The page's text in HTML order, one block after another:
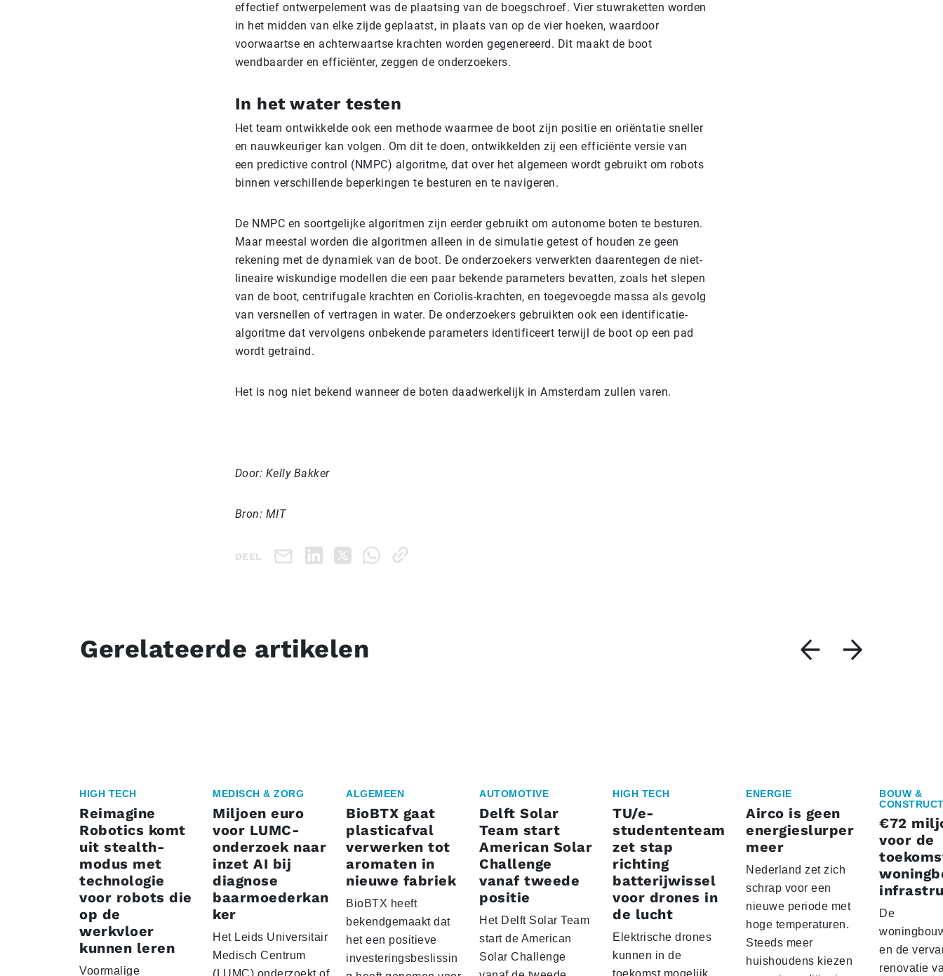
effectief ontwerpelement was de plaatsing van de boegschroef. Vier stuwraketten worden
in het midden van elke zijde geplaatst, in plaats van op de vier hoeken, waardoor
voorwaartse en achterwaartse krachten worden gegenereerd. Dit maakt de boot
wendbaarder en efficiënter, zeggen de onderzoekers.
In het water testen
Het team ontwikkelde ook een methode waarmee de boot zijn positie en oriëntatie sneller
en nauwkeuriger kan volgen. Om dit te doen, ontwikkelden zij een efficiënte versie van
een predictive control (NMPC) algoritme, dat over het algemeen wordt gebruikt om robots
binnen verschillende beperkingen te besturen en te navigeren.
De NMPC en soortgelijke algoritmen zijn eerder gebruikt om autonome boten te besturen.
Maar meestal worden die algoritmen alleen in de simulatie getest of houden ze geen
rekening met de dynamiek van de boot. De onderzoekers verwerkten daarentegen de niet-
lineaire wiskundige modellen die een paar bekende parameters bevatten, zoals het slepen
van de boot, centrifugale krachten en Coriolis-krachten, en toegevoegde massa als gevolg
van versnellen of vertragen in water. De onderzoekers gebruikten ook een identificatie-
algoritme dat vervolgens onbekende parameters identificeert terwijl de boot op een pad
wordt getraind.
Het is nog niet bekend wanneer de boten daadwerkelijk in Amsterdam zullen varen.
Door: Kelly Bakker
Bron: MIT
DEEL
Gerelateerde artikelen
HIGH TECH
Reimagine
Robotics komt
uit stealth-
modus met
technologie
voor robots die
op de
werkvloer
kunnen leren
Voormalige
MEDISCH & ZORG
Miljoen euro
voor LUMC-
onderzoek naar
inzet AI bij
diagnose
baarmoederkan
ker
Het Leids Universitair
Medisch Centrum
ALGEMEEN
BioBTX gaat
plasticafval
verwerken tot
aromaten in
nieuwe fabriek
BioBTX heeft
bekendgemaakt dat
het een positieve
investeringsbeslissin
AUTOMOTIVE
Delft Solar
Team start
American Solar
Challenge
vanaf tweede
positie
Het Delft Solar Team
start de American
Solar Challenge
HIGH TECH
TU/e-
studententeam
zet stap
richting
batterijwissel
voor drones in
de lucht
Elektrische drones
kunnen in de
ENERGIE
Airco is geen
energieslurper
meer
Nederland zet zich
schrap voor een
nieuwe periode met
hoge temperaturen.
Steeds meer
huishoudens kiezen
BOUW &
€72
voor de
De
en de
renovatie